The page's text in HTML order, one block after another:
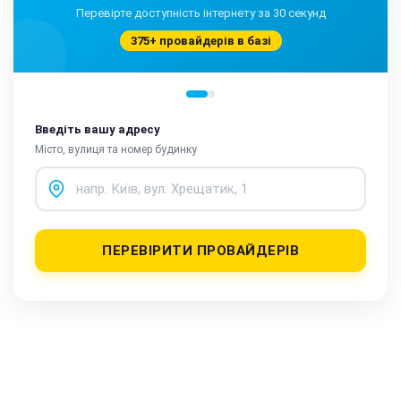
Перевірте доступність інтернету за 30 секунд
375+ провайдерів в базі
Введіть вашу адресу
Місто, вулиця та номер будинку
ПЕРЕВІРИТИ ПРОВАЙДЕРІВ